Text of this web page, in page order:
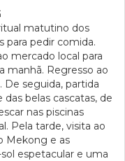
matutino dos
para pedir comida.
mercado local para
manhã. Regresso ao
seguida, partida
belas cascatas, de
nas piscinas
Pela tarde, visita ao
Mekong e as
espetacular e uma